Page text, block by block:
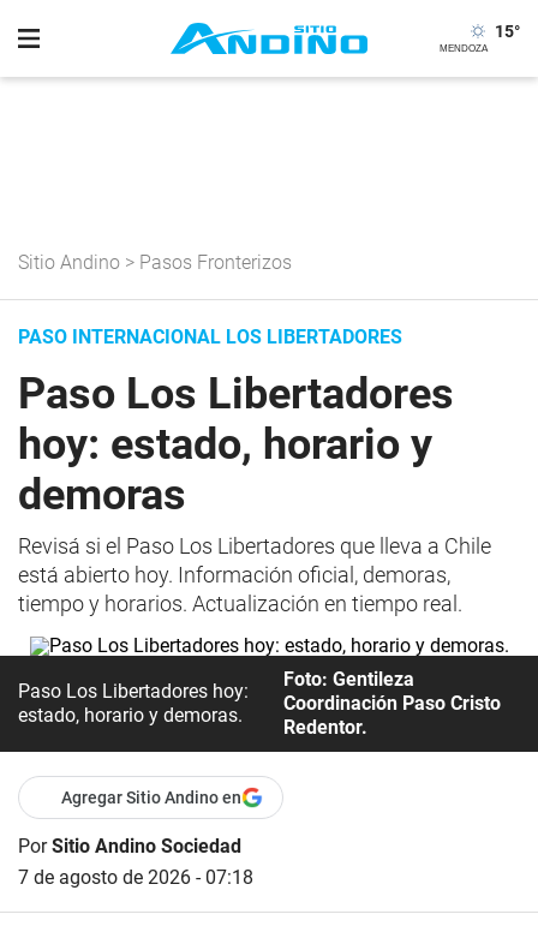
15°
Sitio Andino > Pasos Fronterizos
PASO INTERNACIONAL LOS LIBERTADORES
Paso Los Libertadores
hoy: estado, horario y
demoras
Revisá si el Paso Los Libertadores que lleva a Chile
está abierto hoy. Información oficial, demoras,
tiempo y horarios. Actualización en tiempo real.
Paso Los Libertadores hoy:
estado, horario y demoras.
Foto: Gentileza
Coordinación Paso Cristo
Redentor.
Agregar Sitio Andino en
PorSitio Andino Sociedad
7 de agosto de 2026 - 07:18